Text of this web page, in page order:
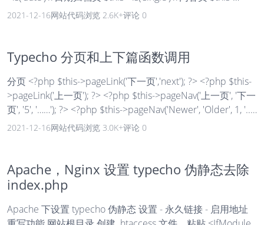
>is('post') //内容页 $this->is('page') //独立页面 $this-
2021-12-16网站代码浏览 2.6K+评论 0
Typecho 分页和上下篇函数调用
分页 <?php $this->pageLink('下一页','next'); ?> <?php $this-
>pageLink('上一页'); ?> <?php $this->pageNav('上一页', '下一
页', '5', '……'); ?> <?php $this->pageNav('Newer', 'Older', 1, '...',
array('wrapTag' => 'nav', 'wrapClass' => 'page-nav', 'itemTag'
2021-12-16网站代码浏览 3.0K+评论 0
Apache，Nginx 设置 typecho 伪静态去除
index.php
Apache 下设置 typecho 伪静态 设置 - 永久链接 - 启用地址